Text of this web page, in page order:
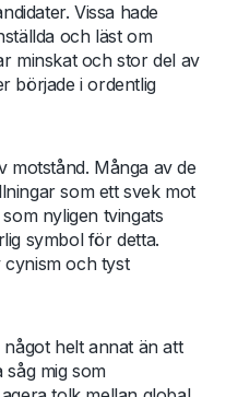
Vissa hade
och läst om
minskat och stor del av
började i ordentlig
motstånd. Många av de
som ett svek mot
nyligen tvingats
symbol för detta.
cynism och tyst
helt annat än att
såg mig som